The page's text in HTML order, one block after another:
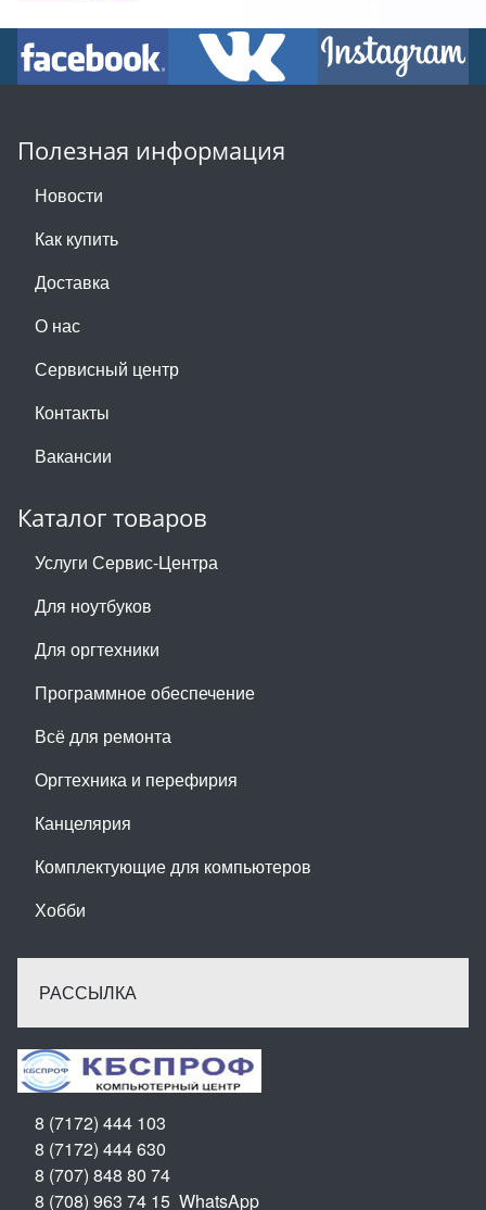
Полезная информация
Новости
Как купить
Доставка
О нас
Сервисный центр
Контакты
Вакансии
Каталог товаров
Услуги Сервис-Центра
Для ноутбуков
Для оргтехники
Программное обеспечение
Всё для ремонта
Оргтехника и перефирия
Канцелярия
Комплектующие для компьютеров
Хобби
РАССЫЛКА
8 (7172) 444 103
8 (7172) 444 630
8 (707) 848 80 74
8 (708) 963 74 15 WhatsApp